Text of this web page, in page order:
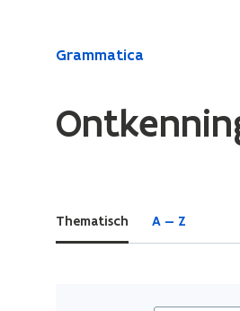
Gedaan
Ontkenning
Grammatica
Thematisch A — Z